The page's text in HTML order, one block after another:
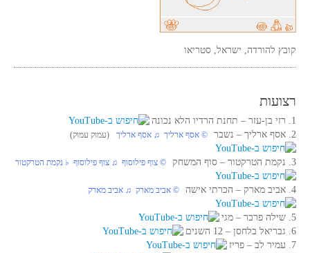
קובץ להורדה, ישראל, סטריאו
רצועות
1. רזי בן-עזר‏ – תחנת הרדיו הלא נכונה
2. אסף ארליך‏ – נשבר
© אסף ארליך ♫ אסף ארליך (עמוק עמוק)
3. נקמת הטרקטור‏ – סוף המשחק © צוף פילוסוף ♫ צוף פילוסוף ♭ נקמת הטרקטור
4. אביב מארק‏ – הכרתי אישה © אביב מארק ♫ אביב מארק
5. שילה פרבר‏ – מגי
6. גבריאל בלחסן‏ – 12 השנים
7. עמיר לב‏ – פריז